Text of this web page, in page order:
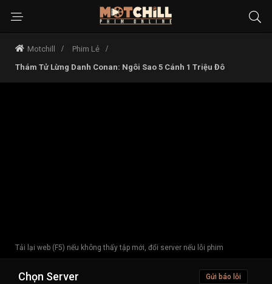
Motchill
Phim Lẻ
Thám Tử Lừng Danh Conan: Ngôi Sao 5 Cánh 1 Triệu Đô
Tải lại web (F5) nếu không thấy tập mới, đổi server nếu lỗi phim
Chọn Server Gửi báo lỗi